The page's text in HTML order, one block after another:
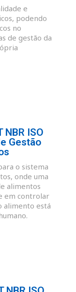
e
podendo
no
de gestão da
NBR ISO
Gestão
o sistema
onde uma
alimentos
em controlar
alimento está